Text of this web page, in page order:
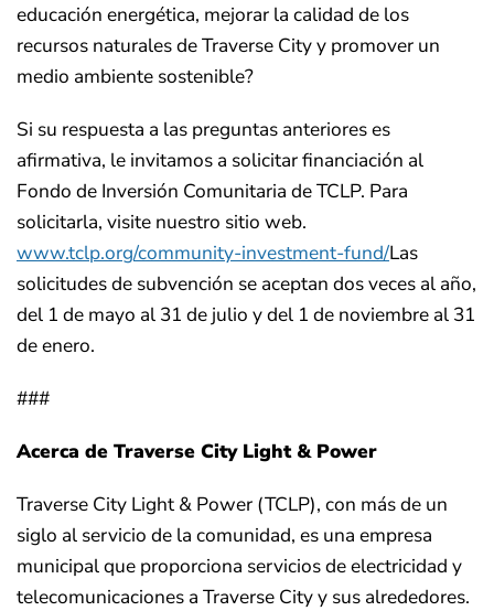
educación energética, mejorar la calidad de los
recursos naturales de Traverse City y promover un
medio ambiente sostenible?
Si su respuesta a las preguntas anteriores es
afirmativa, le invitamos a solicitar financiación al
Fondo de Inversión Comunitaria de TCLP. Para
solicitarla, visite nuestro sitio web.
www.tclp.org/community-investment-fund/Las
solicitudes de subvención se aceptan dos veces al año,
del 1 de mayo al 31 de julio y del 1 de noviembre al 31
de enero.
###
Acerca de Traverse City Light & Power
Traverse City Light & Power (TCLP), con más de un
siglo al servicio de la comunidad, es una empresa
municipal que proporciona servicios de electricidad y
telecomunicaciones a Traverse City y sus alrededores.